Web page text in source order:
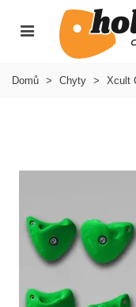
Domů > Chyty > Xcult